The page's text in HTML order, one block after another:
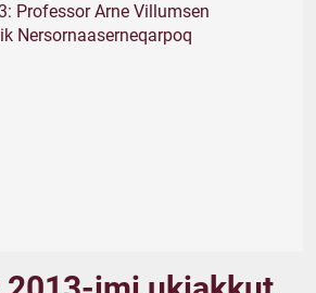
Professor Arne Villumsen
Nersornaaserneqarpoq